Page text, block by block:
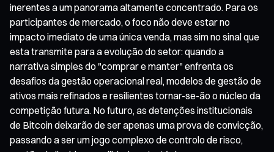
inerentes a um panorama altamente concentrado. Para os
participantes de mercado, o foco não deve estar no
impacto imediato de uma única venda, mas sim no sinal que
esta transmite para a evolução do setor: quando a
narrativa simples do "comprar e manter" enfrenta os
desafios da gestão operacional real, modelos de gestão de
ativos mais refinados e resilientes tornar-se-ão o núcleo da
competição futura. No futuro, as detenções institucionais
de Bitcoin deixarão de ser apenas uma prova de convicção,
passando a ser um jogo complexo de controlo de risco,